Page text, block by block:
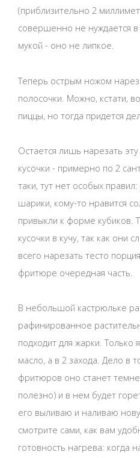
(приблизительно 2
совершенно не нуждается
мукой - оно не липкое.
Теперь острым ножом
полосочки. Можно, кстати,
пиццы, но тогда придется
Остается лишь нарезать
кусочки - примерно по 2
таки, тут нет особых
шарики, кому-то нравится
привыкли к форме кубиков.
кусочки в кучу, так как они
всего нарезать тесто
фритюре очередная часть.
В небольшой кастрюльке
рафинированное
подходит для жарки. Только
масло, а в 2 захода. Дело в
фритюров оно станет
полезно) и в нем будет
его выливаю и наливаю
смотрите сами, как вам
готовность нагрева: когда